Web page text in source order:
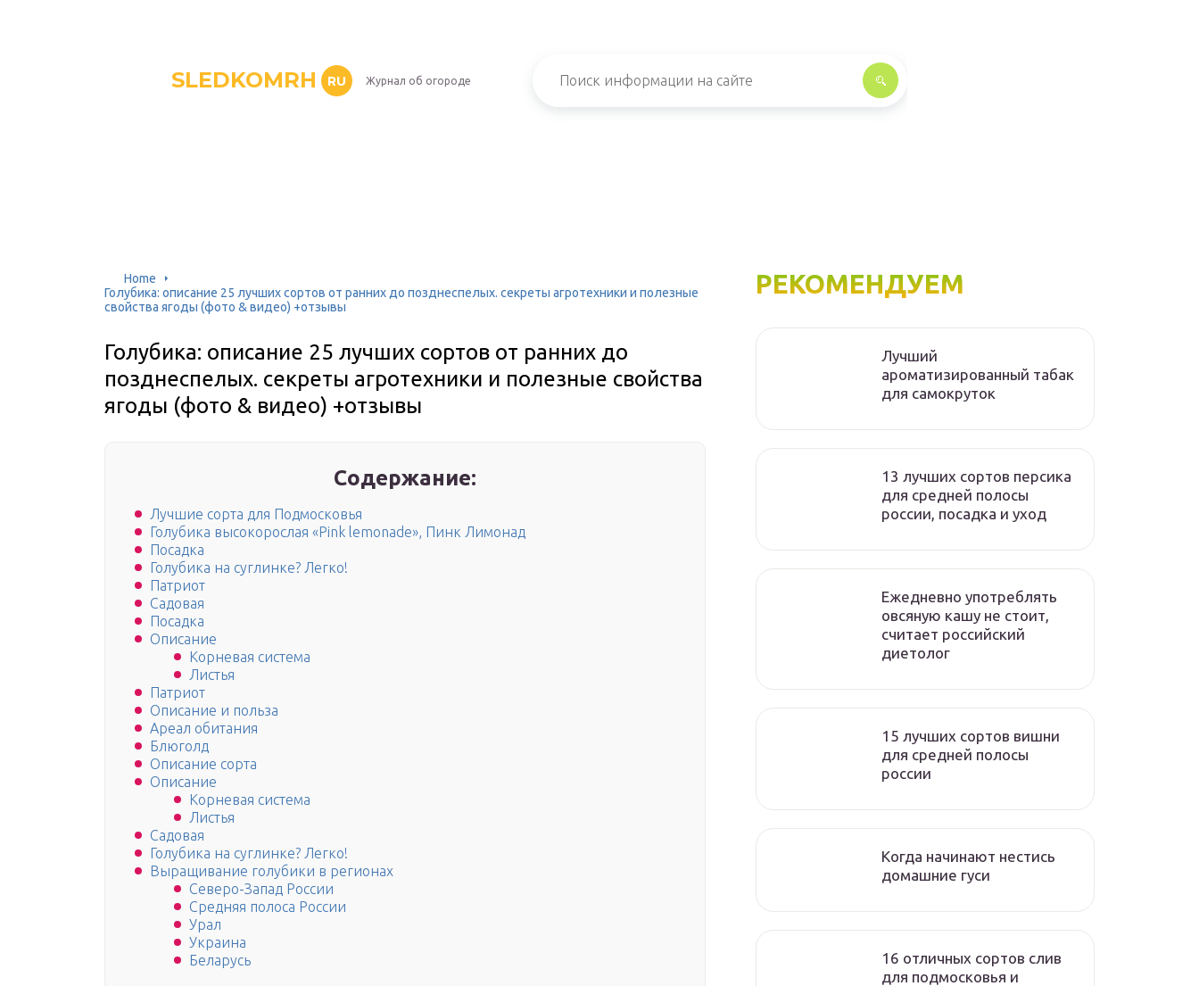
SLEDKOMRH RU Журнал об огороде
Home
Голубика: описание 25 лучших сортов от ранних до позднеспелых. секреты агротехники и полезные
свойства ягоды (фото & видео) +отзывы
Голубика: описание 25 лучших сортов от ранних до
позднеспелых. секреты агротехники и полезные свойства
ягоды (фото & видео) +отзывы
Содержание:
Лучшие сорта для Подмосковья
Голубика высокорослая «Pink lemonade», Пинк Лимонад
Посадка
Голубика на суглинке? Легко!
Патриот
Садовая
Посадка
Описание
Корневая система
Листья
Патриот
Описание и польза
Ареал обитания
Блюголд
Описание сорта
Описание
Корневая система
Листья
Садовая
Голубика на суглинке? Легко!
Выращивание голубики в регионах
Северо-Запад России
Средняя полоса России
Урал
Украина
Беларусь
РЕКОМЕНДУЕМ
Лучший
ароматизированный табак
для самокруток
13 лучших сортов персика
для средней полосы
россии, посадка и уход
Ежедневно употреблять
овсяную кашу не стоит,
считает российский
диетолог
15 лучших сортов вишни
для средней полосы
россии
Когда начинают нестись
домашние гуси
16 отличных сортов слив
для подмосковья и